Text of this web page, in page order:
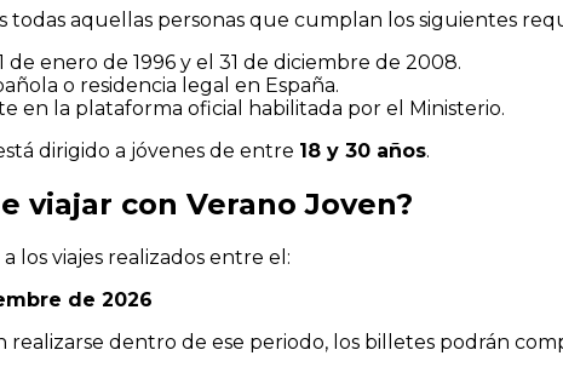
todas aquellas personas que cumplan los siguientes
de enero de 1996 y el 31 de diciembre de 2008.
o residencia legal en España.
en la plataforma oficial habilitada por el Ministerio.
dirigido a jóvenes de entre 18 y 30 años.
viajar con Verano Joven?
los viajes realizados entre el:
de 2026
dentro de ese periodo, los billetes podrán